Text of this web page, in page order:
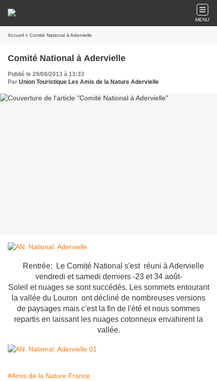
MENU
Accueil » Comité National à Adervielle
Comité National à Adervielle
Publié le 29/08/2013 à 13:33
Par Union Touristique Les Amis de la Nature Adervielle
Rentrée: Le Comité National s'est réuni à Adervielle
vendredi et samedi derniers -23 et 34 août-
Soleil et nuages se sont succédés. Les sommets entourant
la vallée du Louron ont décliné de nombreuses versions
de paysages mais c'est la fin de l'été et nous sommes
repartis en laissant les nuages cotonneux envahirent la
vallée.
#Amis de la Nature France